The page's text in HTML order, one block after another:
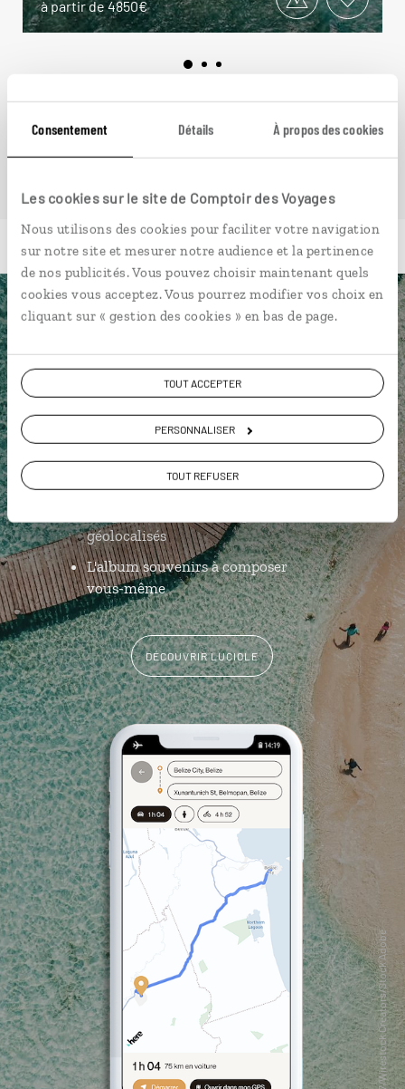
Consentement Détails À propos des cookies
Les cookies sur le site de Comptoir des Voyages
Nous utilisons des cookies pour faciliter votre navigation
sur notre site et mesurer notre audience et la pertinence
de nos publicités. Vous pouvez choisir maintenant quels
cookies vous acceptez. Vous pourrez modifier vos choix en
cliquant sur « gestion des cookies » en bas de page.
TOUT ACCEPTER
PERSONNALISER
TOUT REFUSER
à partir de 4850€
VOIR NOS 3 IDÉES DE VOYAGE AU BELIZE
Luciole,
l'appli qui vous guide au Belize
Notre sélection de petites adresses
gourmandes
géolocalisés
L'album souvenirs à composer
vous-même
DÉCOUVRIR LUCIOLE